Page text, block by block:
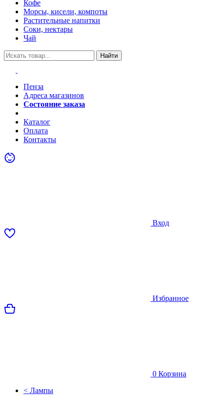
Кофе
Морсы, кисели, компоты
Растительные напитки
Соки, нектары
Чай
Найти
Пенза
Адреса магазинов
Состояние заказа
Каталог
Оплата
Контакты
Вход
Избранное
0 Корзина
< Лампы